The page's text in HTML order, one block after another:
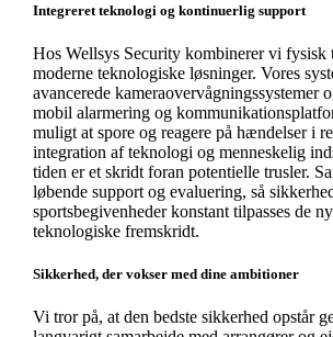
Integreret teknologi og kontinuerlig support
Hos Wellsys Security kombinerer vi fysisk
moderne teknologiske løsninger. Vores
avancerede kameraovervågningssystemer
mobil alarmering og
muligt at spore og reagere på hændelser i
integration af teknologi og menneskelig
tiden er et skridt foran potentielle trusler.
løbende support og evaluering, så
sportsbegivenheder konstant tilpasses de
teknologiske fremskridt.
Sikkerhed, der vokser med dine ambitioner
Vi tror på, at den bedste sikkerhed opstår